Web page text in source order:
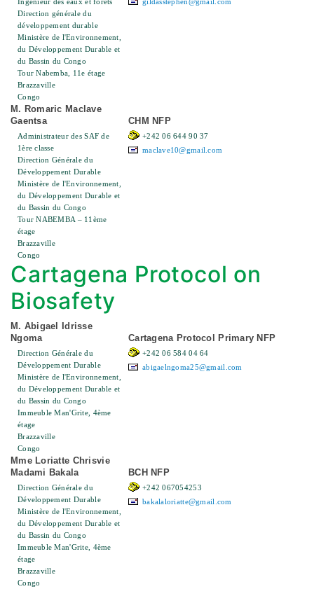
Direction générale du
développement durable
Ministère de l'Environnement,
du Développement Durable et
du Bassin du Congo
Tour Nabemba, 11e étage
Brazzaville
Congo
M. Romaric Maclave
Gaentsa
Administrateur des SAF de
1ère classe
Direction Générale du
Développement Durable
Ministère de l'Environnement,
du Développement Durable et
du Bassin du Congo
Tour NABEMBA – 11ème
étage
Brazzaville
Congo
CHM NFP
+242 06 644 90 37
maclave10@gmail.com
Cartagena Protocol on
Biosafety
M. Abigael Idrisse
Ngoma
Direction Générale du
Développement Durable
Ministère de l'Environnement,
du Développement Durable et
du Bassin du Congo
Immeuble Man'Grite, 4ème
étage
Brazzaville
Congo
Cartagena Protocol Primary NFP
+242 06 584 04 64
abigaelngoma25@gmail.com
Mme Loriatte Chrisvie
Madami Bakala
Direction Générale du
Développement Durable
Ministère de l'Environnement,
du Développement Durable et
du Bassin du Congo
Immeuble Man'Grite, 4ème
étage
Brazzaville
Congo
BCH NFP
+242 067054253
bakalaloriatte@gmail.com